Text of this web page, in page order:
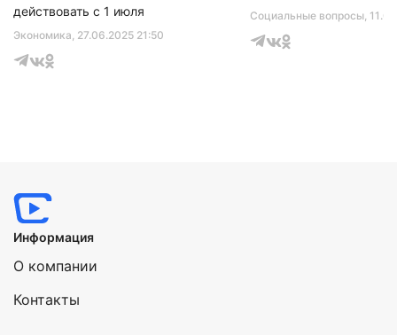
Экономика, 27.06.2025 21:50
действовать с 1 июля
Социальные вопросы,
Информация
О компании
Контакты